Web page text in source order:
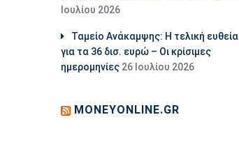
Ιουλίου 2026
Ταμείο Ανάκαμψης: Η τελική ευθεία
για τα 36 δισ. ευρώ – Οι κρίσιμες
ημερομηνίες 26 Ιουλίου 2026
MONEYONLINE.GR